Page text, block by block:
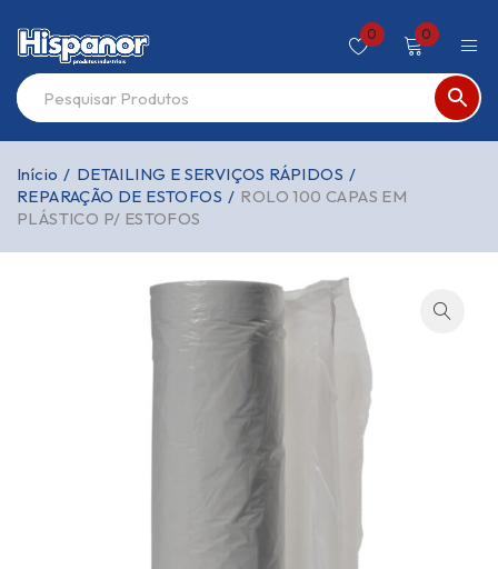
0 0
Início / DETAILING E SERVIÇOS RÁPIDOS /
REPARAÇÃO DE ESTOFOS / ROLO 100 CAPAS EM
PLÁSTICO P/ ESTOFOS